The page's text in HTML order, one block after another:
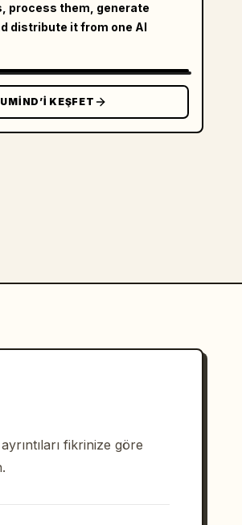
process them, generate
distribute it from one AI
KEŞFET
fikrinize göre